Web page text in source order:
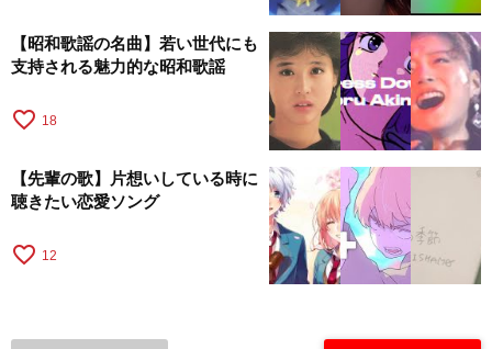
【昭和歌謡の名曲】若い世代にも
支持される魅力的な昭和歌謡
favorite_border 18
【先輩の歌】片想いしている時に
聴きたい恋愛ソング
favorite_border 12